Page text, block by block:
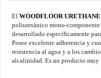
ElWOODFLOOR
poliuretánico mono-
desarrollado específicamente
Posee excelente adherencia y
resistencia al agua y a los
alcalinidad. Es un producto muy